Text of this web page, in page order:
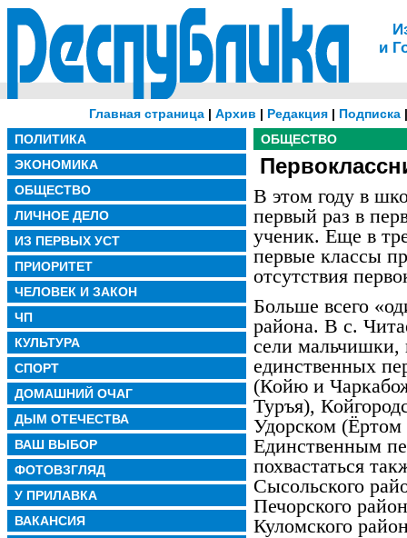
и
Главная страница | Архив | Редакция | Подписка
ПОЛИТИКА
ЭКОНОМИКА
ОБЩЕСТВО
ЛИЧНОЕ ДЕЛО
ИЗ ПЕРВЫХ УСТ
ПРИОРИТЕТ
ЧЕЛОВЕК И ЗАКОН
ЧП
КУЛЬТУРА
СПОРТ
ДОМАШНИЙ ОЧАГ
ДЫМ ОТЕЧЕСТВА
ВАШ ВЫБОР
ФОТОВЗГЛЯД
У ПРИЛАВКА
ВАКАНСИЯ
ОБЩЕСТВО
В этом году в
первый раз в
ученик. Еще в
первые классы
отсутствия
Больше всего
района. В с.
сели
единственных
(Койю и
Туръя),
Удорском
Единственным
похвастаться
Сысольского
Печорского
Куломского